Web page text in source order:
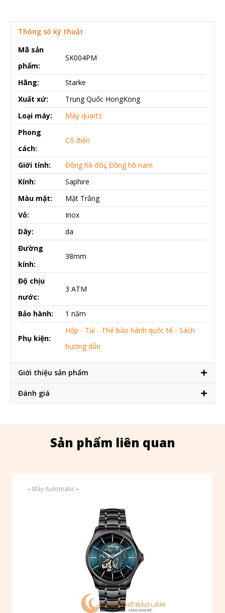
Thông số kỹ thuật
Mã sản
phẩm:
SK004PM
Hãng:
Starke
Xuất xứ:
Trung Quốc HongKong
Loại máy:
Máy quartz
Phong
cách:
Cổ điển
Giới tính: Đồng hồ đôi, Đồng hồ nam
Kính:
Saphire
Màu mặt:
Mặt Trắng
Vỏ:
Inox
Dây:
da
Đường
kính:
38mm
Độ chịu
nước:
3 ATM
Bảo hành: 1 năm
Phụ kiện:
Hộp - Túi - Thẻ bảo hành quốc tế - Sách
hướng dẫn
Giới thiệu sản phẩm
Đánh giá
Sản phẩm liên quan
- Máy Automatic -